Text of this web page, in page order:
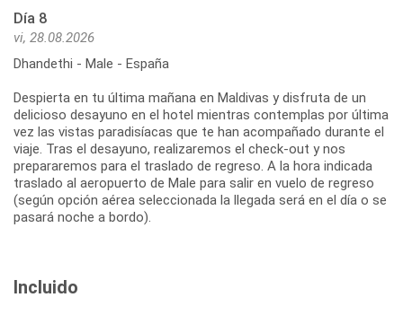
Día 8
vi, 28.08.2026
Dhandethi - Male - España
Despierta en tu última mañana en Maldivas y disfruta de un
delicioso desayuno en el hotel mientras contemplas por última
vez las vistas paradisíacas que te han acompañado durante el
viaje. Tras el desayuno, realizaremos el check-out y nos
prepararemos para el traslado de regreso. A la hora indicada
traslado al aeropuerto de Male para salir en vuelo de regreso
(según opción aérea seleccionada la llegada será en el día o se
pasará noche a bordo).
Incluido